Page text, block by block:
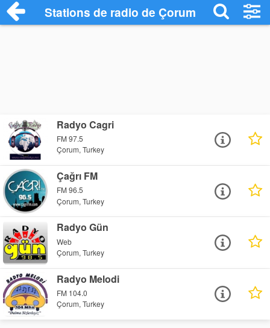
Stations de radio de Çorum
Radyo Cagri
FM 97.5
Çorum, Turkey
Çağrı FM
FM 96.5
Çorum, Turkey
Radyo Gün
Web
Çorum, Turkey
Radyo Melodi
FM 104.0
Çorum, Turkey